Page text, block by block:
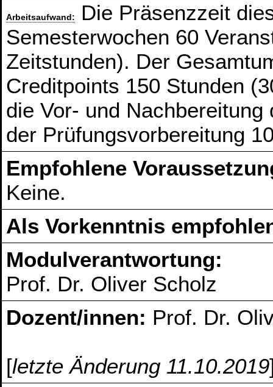
Arbeitsaufwand:
Die Präsenzzeit
Semesterwochen 60
Zeitstunden). Der
Creditpoints 150 Stunden
die Vor- und
der Prüfungsvorbereitung
Empfohlene
Keine.
Als Vorkenntnis
Modulverantwortung:
Prof. Dr. Oliver Scholz
Dozent/innen: Prof. Dr.
[letzte Änderung 11.10.2019